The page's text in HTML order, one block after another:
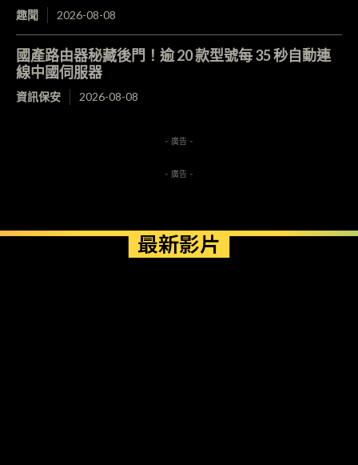
趣聞 2026-08-08
國產路由器秘藏後門！逾 20 款型號每 35 秒自動連
線中國伺服器
資訊保安 2026-08-08
- 廣告 -
- 廣告 -
最新影片